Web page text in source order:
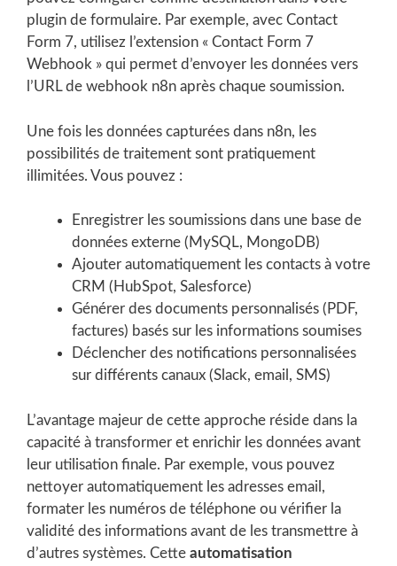
plugin de formulaire. Par exemple, avec Contact
Form 7, utilisez l’extension « Contact Form 7
Webhook » qui permet d’envoyer les données vers
l’URL de webhook n8n après chaque soumission.
Une fois les données capturées dans n8n, les
possibilités de traitement sont pratiquement
illimitées. Vous pouvez :
Enregistrer les soumissions dans une base de
données externe (MySQL, MongoDB)
Ajouter automatiquement les contacts à votre
CRM (HubSpot, Salesforce)
Générer des documents personnalisés (PDF,
factures) basés sur les informations soumises
Déclencher des notifications personnalisées
sur différents canaux (Slack, email, SMS)
L’avantage majeur de cette approche réside dans la
capacité à transformer et enrichir les données avant
leur utilisation finale. Par exemple, vous pouvez
nettoyer automatiquement les adresses email,
formater les numéros de téléphone ou vérifier la
validité des informations avant de les transmettre à
d’autres systèmes. Cette automatisation